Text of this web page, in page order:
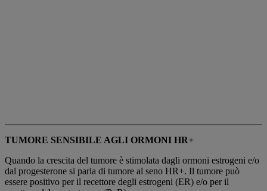
TUMORE SENSIBILE AGLI ORMONI HR+
Quando la crescita del tumore è stimolata dagli ormoni estrogeni e/o
dal progesterone si parla di tumore al seno HR+. Il tumore può
essere positivo per il recettore degli estrogeni (ER) e/o per il